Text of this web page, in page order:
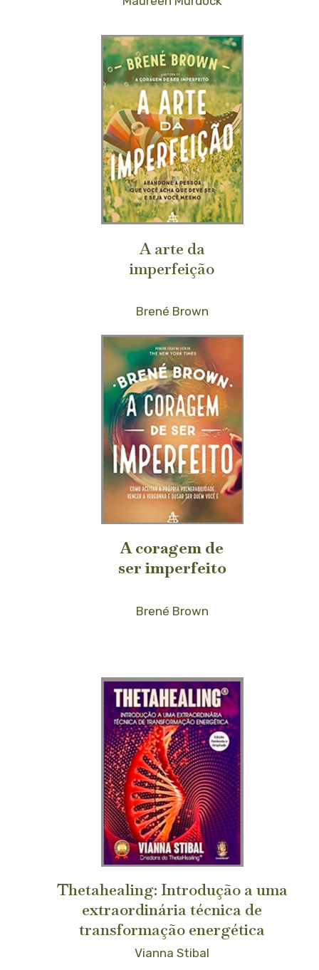
A arte da
imperfeição
Brené Brown
A coragem de
ser imperfeito
Brené Brown
Thetahealing: Introdução a uma
extraordinária técnica de
transformação energética
Vianna Stibal